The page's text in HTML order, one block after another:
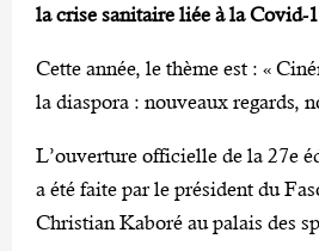
la crise sanitaire liée à la Covid-
Cette année, le thème est : «
la diaspora : nouveaux regards,
L’ouverture officielle de la 27e
a été faite par le président du
Christian Kaboré au palais des